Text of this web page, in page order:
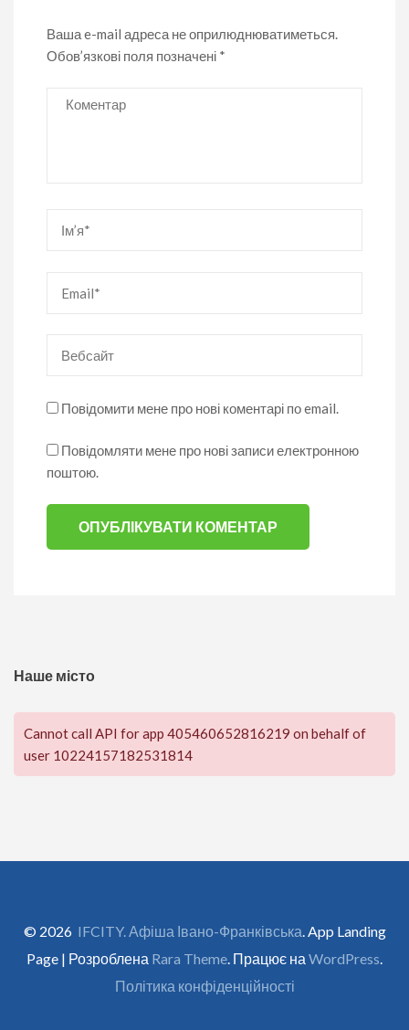
Ваша e-mail адреса не оприлюднюватиметься.
Обов’язкові поля позначені *
Коментар
Повідомити мене про нові коментарі по email.
Повідомляти мене про нові записи електронною
поштою.
Наше місто
Cannot call API for app 405460652816219 on behalf of
user 10224157182531814
© 2026 IFCITY. Афіша Івано-Франківська . App Landing
Page | Розроблена Rara Theme . Працює на WordPress
Політика конфіденційності